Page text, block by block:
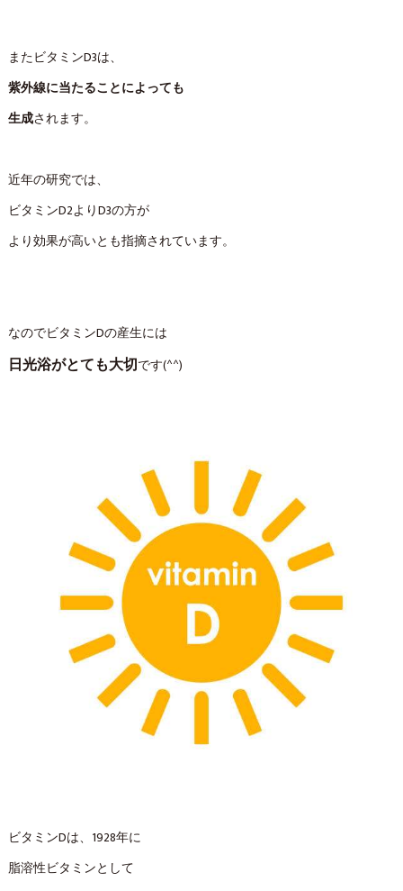
またビタミンD3は、
紫外線に当たることによっても
生成されます。
近年の研究では、
ビタミンD2よりD3の方が
より効果が高いとも指摘されています。
なのでビタミンDの産生には
日光浴がとても大切です(^^)
ビタミンDは、1928年に
脂溶性ビタミンとして